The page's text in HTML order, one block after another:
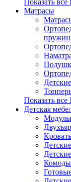
Показать
Матрасы
Показать
Детская
Комоды